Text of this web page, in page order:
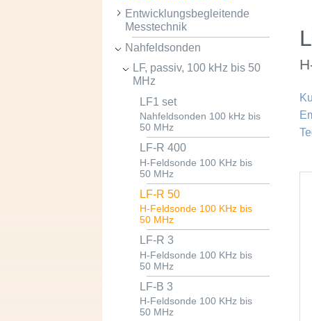
Entwicklungsbegleitende
Messtechnik
Nahfeldsonden
LF, passiv, 100 kHz bis 50
MHz
LF1 set
Nahfeldsonden 100 kHz bis
50 MHz
LF-R 400
H-Feldsonde 100 KHz bis
50 MHz
LF-R 50
H-Feldsonde 100 KHz bis
50 MHz
LF-R 3
H-Feldsonde 100 KHz bis
50 MHz
LF-B 3
H-Feldsonde 100 KHz bis
50 MHz